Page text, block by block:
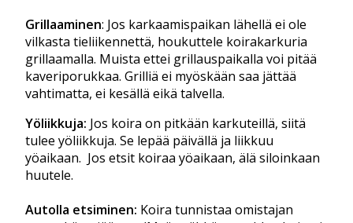
Grillaaminen: Jos karkaamispaikan lähellä ei ole
vilkasta tieliikennettä, houkuttele koirakarkuria
grillaamalla. Muista ettei grillauspaikalla voi pitää
kaveriporukkaa. Grilliä ei myöskään saa jättää
vahtimatta, ei kesällä eikä talvella.
Yöliikkuja: Jos koira on pitkään karkuteillä, siitä
tulee yöliikkuja. Se lepää päivällä ja liikkuu
yöaikaan. Jos etsit koiraa yöaikaan, älä siloinkaan
huutele.
Autolla etsiminen: Koira tunnistaa omistajan